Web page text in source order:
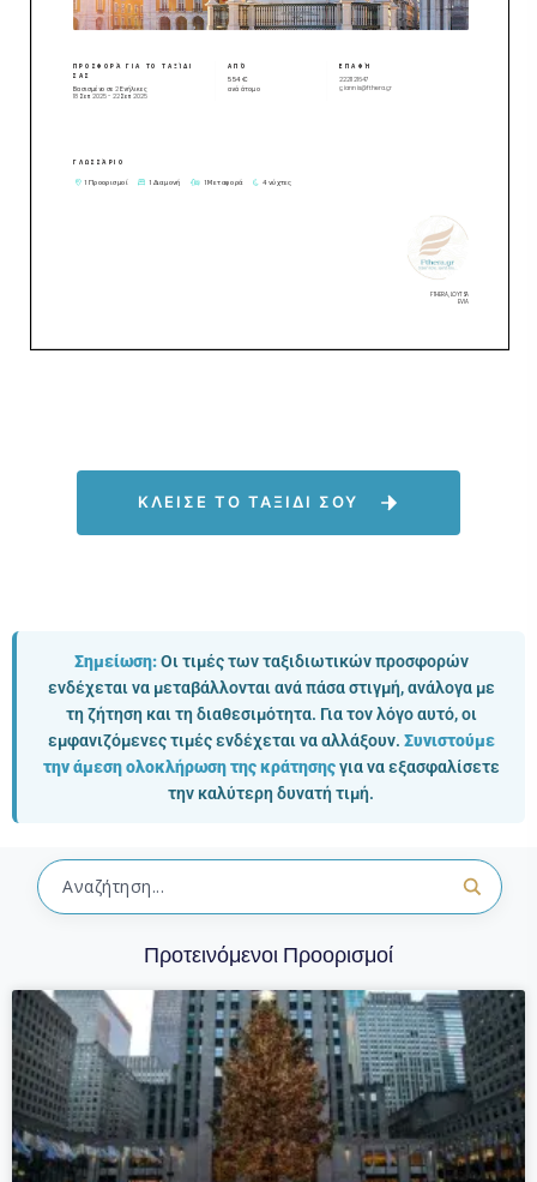
ΚΛΕΙΣΕ ΤΟ ΤΑΞΙΔΙ ΣΟΥ
Σημείωση:Οι τιμές των ταξιδιωτικών προσφορών
ενδέχεται να μεταβάλλονται ανά πάσα στιγμή, ανάλογα με
τη ζήτηση και τη διαθεσιμότητα. Για τον λόγο αυτό, οι
εμφανιζόμενες τιμές ενδέχεται να αλλάξουν. Συνιστούμε
την άμεση ολοκλήρωση της κράτησηςγια να εξασφαλίσετε
την καλύτερη δυνατή τιμή.
Προτεινόμενοι Προορισμοί